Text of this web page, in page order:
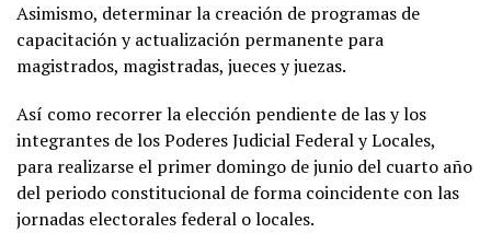
Asimismo, determinar la creación de programas de
capacitación y actualización permanente para
magistrados, magistradas, jueces y juezas.
Así como recorrer la elección pendiente de las y los
integrantes de los Poderes Judicial Federal y Locales,
para realizarse el primer domingo de junio del cuarto año
del periodo constitucional de forma coincidente con las
jornadas electorales federal o locales.